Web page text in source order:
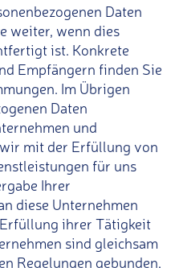
Daten
weiter, wenn dies
ist. Konkrete
Empfängern finden Sie
Im Übrigen
Daten
und
mit der Erfüllung von
für uns
Ihrer
diese Unternehmen
ihrer Tätigkeit
sind gleichsam
Regelungen gebunden,